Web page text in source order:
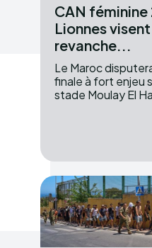
CAN féminine
Lionnes
revanche...
Le Maroc
finale à fort enjeu
stade Moulay El